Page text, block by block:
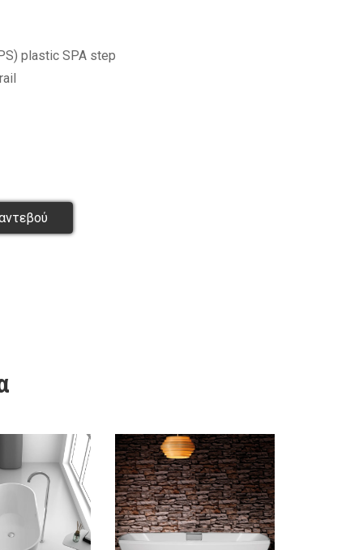
plastic SPA step